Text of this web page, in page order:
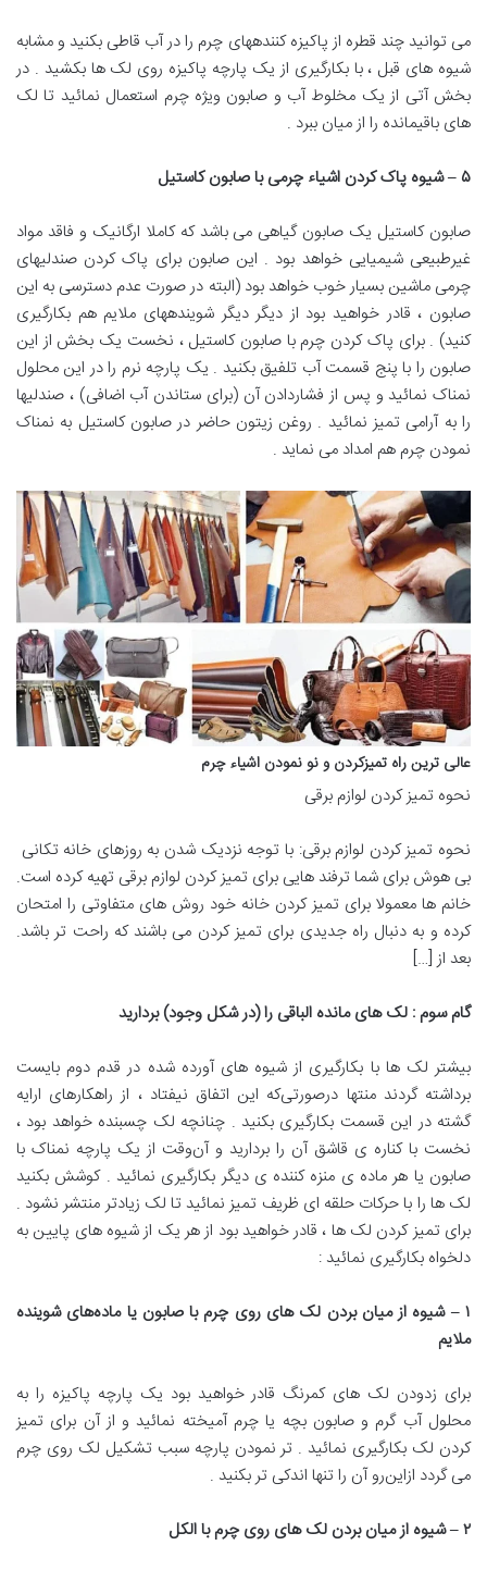
می توانید چند قطره‌ از پاکیزه کنندههای چرم‌ را در آب قاطی بکنید و مشابه
شیوه های قبل‌ ، با بکارگیری از یک پارچه پاکیزه روی لک ها بکشید . در
بخش آتی از یک مخلوط‌ آب و صابون ویژه چرم‌ استعمال نمائید تا لک
های باقیمانده را از میان ببرد .
۵ –شیوه پاک کردن اشیاء چرمی با صابون کاستیل
صابون کاستیل یک صابون گیاهی می باشد که کاملا ارگانیک و فاقد مواد‌
غیرطبیعی شیمیایی خواهد بود . این صابون برای پاک کردن صندلیهای
چرمی ماشین بسیار خوب خواهد بود (البته در صورت‌ عدم دسترسی به این
صابون ، قادر خواهید بود از دیگر دیگر شویندههای ملایم‌ هم بکارگیری
کنید) . برای پاک کردن چرم‌ با صابون کاستیل ، نخست یک بخش از این
صابون را با پنج قسمت‌ آب تلفیق بکنید . یک پارچه نرم را در این محلول‌
نمناک نمائید و پس از فشاردادن آن (برای ستاندن آب اضافی) ، صندلیها
را به آرامی تمیز نمائید . روغن زیتون حاضر در صابون کاستیل به نمناک
نمودن چرم‌ هم امداد می نماید .
عالی ترین راه تمیزکردن و نو نمودن اشیاء چرم‌
نحوه تمیز کردن لوازم برقی
نحوه تمیز کردن لوازم برقی: با توجه نزدیک شدن به روزهای خانه تکانی
بی هوش برای شما ترفند هایی برای تمیز کردن لوازم برقی تهیه کرده است.
خانم ها معمولا برای تمیز کردن خانه خود روش های متفاوتی را امتحان
کرده و به دنبال راه جدیدی برای تمیز کردن می باشند که راحت تر باشد.
بعد از […]
گام سوم : لک های مانده الباقی را (در شکل وجود) بردارید
بیشتر لک ها با بکارگیری از شیوه های آورده شده در قدم دوم بایست
برداشته گردند منتها درصورتی‌که این اتفاق‌ نیفتاد ، از راهکارهای ارایه
گشته در این قسمت بکارگیری بکنید . چنانچه لک چسبنده خواهد بود ،
نخست با کناره ی قاشق آن را بردارید و آن‌وقت از یک پارچه نمناک با
صابون یا هر ماده‌ ی منزه کننده ی دیگر بکارگیری نمائید . کوشش بکنید
لک ها را با حرکات‌ حلقه ای ظریف تمیز نمائید تا لک زیادتر منتشر نشود .
برای تمیز کردن لک ها ، قادر خواهید بود از هر یک از شیوه های پایین به
دلخواه‌ بکارگیری نمائید :
۱ –شیوه از میان بردن لک های روی چرم ‌با صابون یا مادههای شوینده
ملایم
برای زدودن لک های کمرنگ قادر خواهید بود یک پارچه پاکیزه را به
محلول‌ آب گرم و صابون بچه یا چرم‌ آمیخته نمائید و از آن برای تمیز
کردن لک بکارگیری نمائید . تر نمودن پارچه سبب تشکیل لک روی چرم‌
می گردد ازاین‌رو آن را تنها اندکی تر بکنید .
۲–شیوه از میان بردن لک های روی چرم‌با الکل